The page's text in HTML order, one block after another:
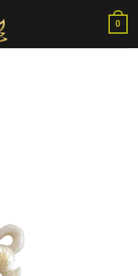
0